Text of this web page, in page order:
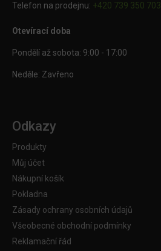
Telefon na prodejnu: +420 739 350 703
Otevírací doba
Pondělí až sobota: 9:00 - 17:00
Neděle: Zavřeno
Odkazy
Produkty
Můj účet
Nákupní košík
Pokladna
Zásady ochrany osobních údajů
Všeobecné obchodní podmínky
Reklamační řád